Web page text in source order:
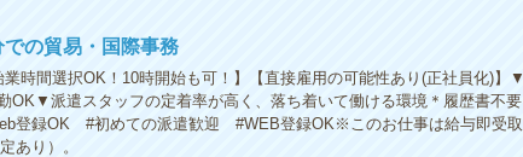
の貿易・国際事務
業時間選択OK！10時開始も可！】【直接雇用の可能性あり(正社員化)】▼
OK▼派遣スタッフの定着率が高く、落ち着いて働ける環境＊履歴書不要
登録OK #初めての派遣歓迎 #WEB登録OK※このお仕事は給与即受取
あり）。